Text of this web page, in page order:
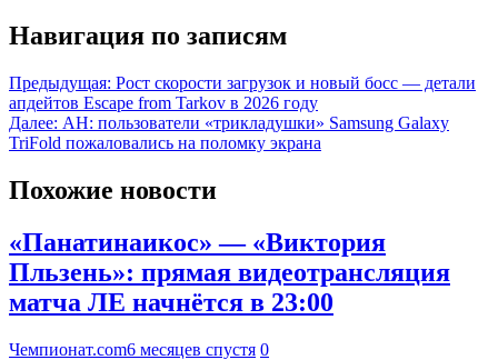
Навигация по записям
Предыдущая: Рост скорости загрузок и новый босс — детали
апдейтов Escape from Tarkov в 2026 году
Далее: AH: пользователи «трикладушки» Samsung Galaxy
TriFold пожаловались на поломку экрана
Похожие новости
«Панатинаикос» — «Виктория
Пльзень»: прямая видеотрансляция
матча ЛЕ начнётся в 23:00
Чемпионат.com6 месяцев спустя 0